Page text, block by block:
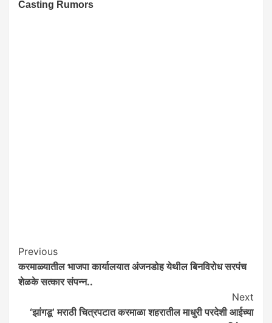
Post
Navigation
Previous
करमाळ्यातील भाजपा कार्यालयात अंजनडोह येथील बिनविरोध सरपंच
शेळके सत्कार संपन्न..
Next
‘झांगडू’ मराठी चित्रपटात करमाळा शहरातील माधुरी परदेशी आईच्या